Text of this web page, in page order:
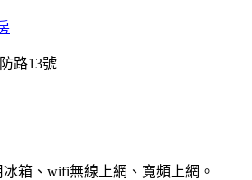
路13號
箱、wifi無線上網、寬頻上網。